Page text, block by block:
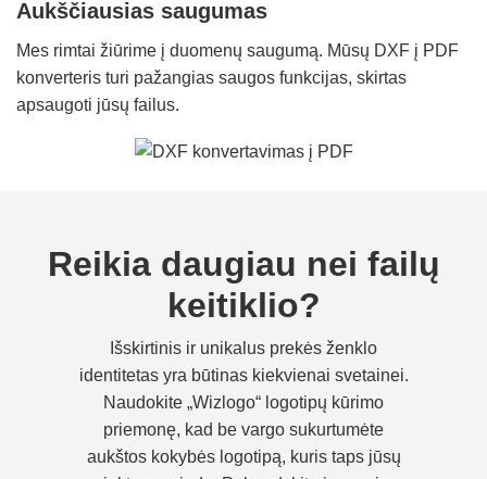
Aukščiausias saugumas
Mes rimtai žiūrime į duomenų saugumą. Mūsų DXF į PDF
konverteris turi pažangias saugos funkcijas, skirtas
apsaugoti jūsų failus.
Reikia daugiau nei failų
keitiklio?
Išskirtinis ir unikalus prekės ženklo
identitetas yra būtinas kiekvienai svetainei.
Naudokite „Wizlogo“ logotipų kūrimo
priemonę, kad be vargo sukurtumėte
aukštos kokybės logotipą, kuris taps jūsų